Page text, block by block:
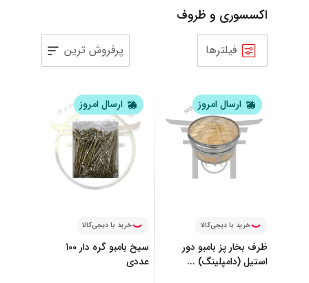
اکسسوری و ظروف
فیلترها پرفروش ترین
ارسال امروز
خرید با دیجی‌کالا
ظرف بخار پز بامبو دور
استیل (دامپلینگ) ...
ارسال امروز
خرید با دیجی‌کالا
سیخ بامبو گره دار 100
عددی